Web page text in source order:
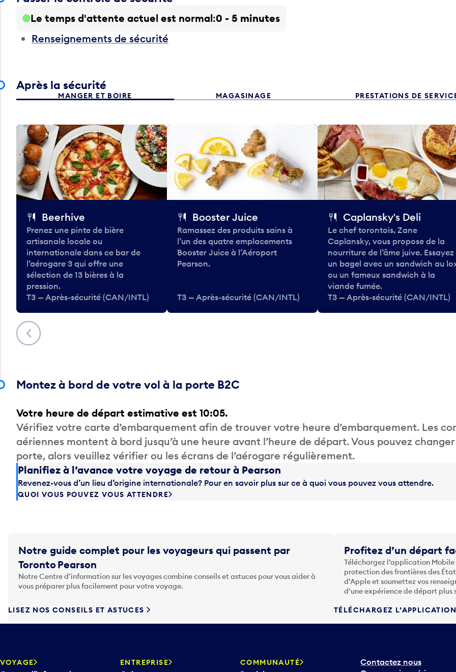
Le temps d'attente actuel est normal 0 - 5 minutes
Renseignements de sécurité
Après la sécurité
MANGER ET BOIRE MAGASINAGE PRESTATIONS DE
Précédent
Beerhive
Prenez une pinte de bière
artisanale locale ou
internationale dans ce bar de
l’aérogare 3 qui offre une
sélection de 13 bières à la
pression.
T3 — Après-sécurité (CAN/INTL)
Booster Juice
Ramassez des produits sains à
l’un des quatre emplacements
Booster Juice à l’Aéroport
Pearson.
T3 — Après-sécurité (CAN/INTL)
Caplansky's Deli
Le chef torontois, Zane
Caplansky, vous propose de la
nourriture de l’âme juive. Essayez
un bagel avec un sandwich au
ou un fameux sandwich à la
viande fumée.
T3 — Après-sécurité (CAN/INTL)
Montez à bord de votre vol à la porte B2C
Votre heure de départ estimative est 10:05.
Vérifiez votre carte d’embarquement afin de trouver votre heure d’embarquement. Les
aériennes montent à bord jusqu’à une heure avant l’heure de départ. Vous pouvez
porte, alors veuillez vérifier ou les écrans de l’aérogare régulièrement.
Planifiez à l’avance votre voyage de retour à Pearson
Revenez-vous d’un lieu d’origine internationale? Pour en savoir plus sur ce à quoi vous pouvez vous attendre.
QUOI VOUS POUVEZ VOUS ATTENDRE
Notre guide complet pour les voyageurs qui passent par
Toronto Pearson
Notre Centre d’information sur les voyages combine conseils et astuces pour vous aider à
vous préparer plus facilement pour votre voyage.
LISEZ NOS CONSEILS ET ASTUCES
Profitez d’un départ
Téléchargez l’application
protection des frontières des
d’Apple et soumettez vos
d’une expérience de départ plus
TÉLÉCHARGEZ L’APPLICATION
VOYAGE ENTREPRISE COMMUNAUTÉ
Contactez nous